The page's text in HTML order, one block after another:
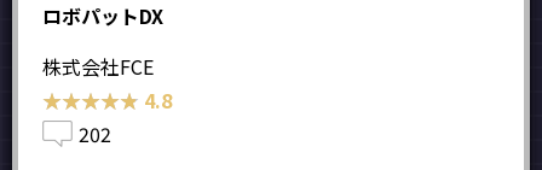
ロボパットDX
株式会社FCE
★★★★★
★★★★★ 4.8
202